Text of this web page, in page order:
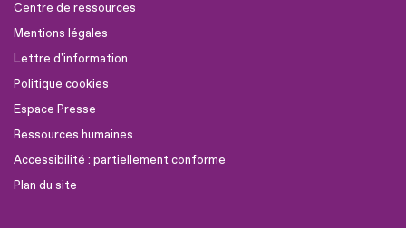
Centre de ressources
Mentions légales
Lettre d'information
Politique cookies
Espace Presse
Ressources humaines
Accessibilité : partiellement conforme
Plan du site